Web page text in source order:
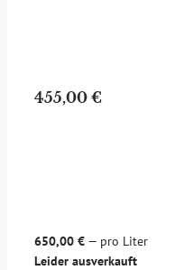
455,00 €
650,00 € — pro Liter
Leider ausverkauft